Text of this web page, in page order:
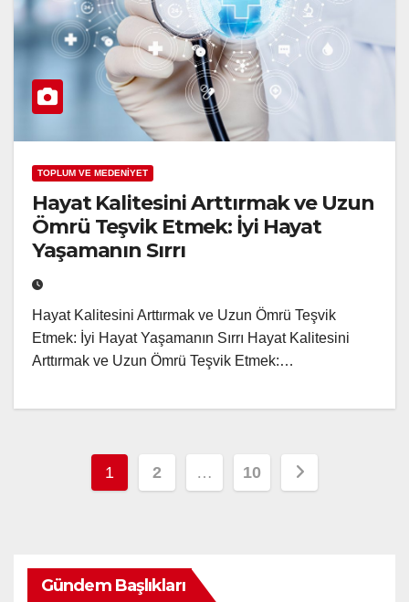
TOPLUM VE MEDENİYET
Hayat Kalitesini Arttırmak ve Uzun
Ömrü Teşvik Etmek: İyi Hayat
Yaşamanın Sırrı
Hayat Kalitesini Arttırmak ve Uzun Ömrü Teşvik
Etmek: İyi Hayat Yaşamanın Sırrı Hayat Kalitesini
Arttırmak ve Uzun Ömrü Teşvik Etmek:…
Posts
1 2 … 10
Gündem Başlıkları